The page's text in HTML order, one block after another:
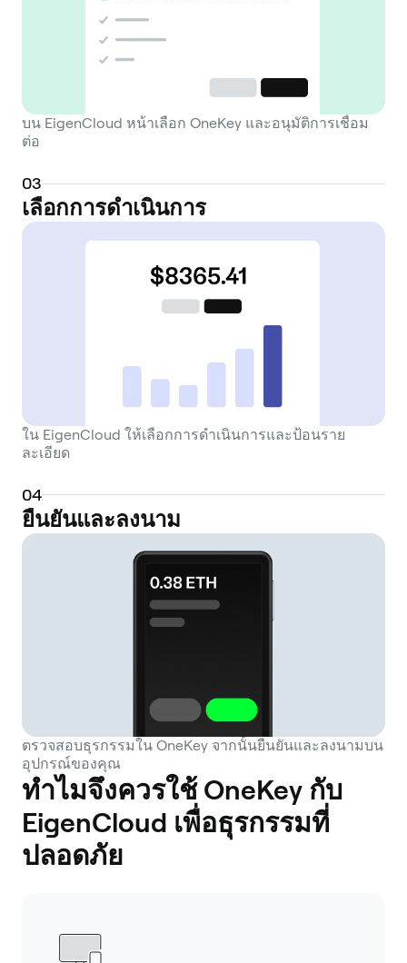
บน EigenCloud หน้าเลือก OneKey และอนุมัติการเชื่อม
ต่อ
03
เลือกการดำเนินการ
ใน EigenCloud ให้เลือกการดำเนินการและป้อนราย
ละเอียด
04
ยืนยันและลงนาม
ตรวจสอบธุรกรรมใน OneKey จากนั้นยืนยันและลงนามบน
อุปกรณ์ของคุณ
ทำไมจึงควรใช้ OneKey กับ
EigenCloud เพื่อธุรกรรมที่
ปลอดภัย